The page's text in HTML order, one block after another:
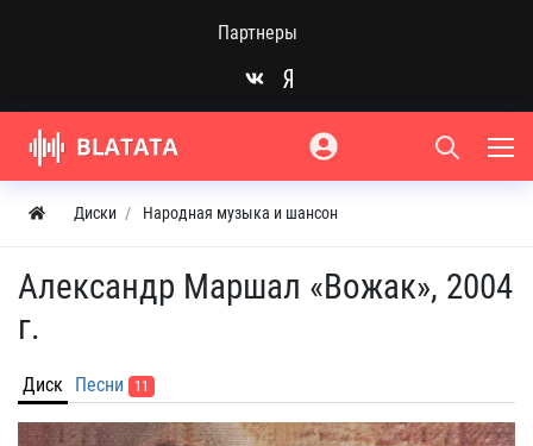
Партнеры
Диски Народная музыка и шансон
Александр Маршал «Вожак», 2004
г.
Диск Песни 11